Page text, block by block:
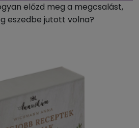
előzd meg a megcsalást,
eszedbe jutott volna?